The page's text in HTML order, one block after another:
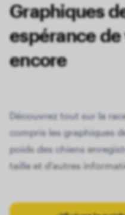
Graphiques
espérance
encore
Découvrez tout sur la
compris les graphiques
poids des chiens
taille et d'autres